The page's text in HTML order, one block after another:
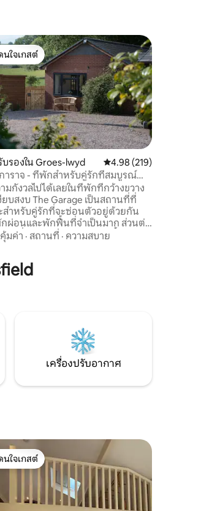
5, 118 รีวิว
จเกสต์ที่สุด
นใจเกสต์
บรองใน Groes-lwyd คะแนนเฉลี่ย 4.98 จาก
4.98 (219)
าราจ - ที่พักสำหรับคู่รักที่สมบูรณ์
ป็นมิตรกับสุนัข
มกังวลไปได้เลยในที่พักที่กว้างขวาง
Garage เป็นสถานที่ที่
สำหรับคู่รักที่จะซ่อนตัวอยู่ด้วยกัน
ผ่อนและพักฟื้นที่จำเป็นมาก ส่วนต่อ
งรถที่ได้รับการปรับปรุงใหม่นี้เป็น
ล้เคียงสิ่งเหล่านี้สามารถชื่นชมได้จาก
มค่า · สถานที่ · ความสบาย
เครื่องปรับอากาศ
จเกสต์ที่สุด
นใจเกสต์